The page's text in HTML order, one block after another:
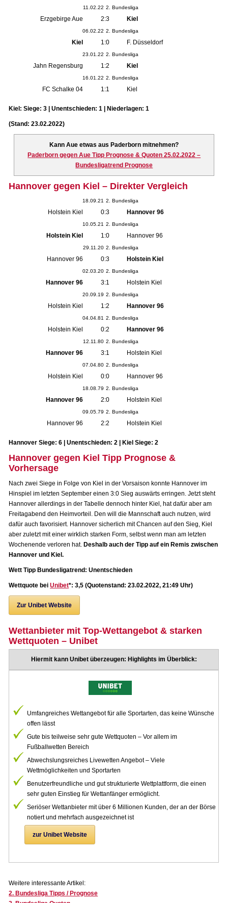
11.02.22 2. Bundesliga
Erzgebirge Aue 2:3 Kiel
06.02.22 2. Bundesliga
Kiel 1:0 F. Düsseldorf
23.01.22 2. Bundesliga
Jahn Regensburg 1:2 Kiel
16.01.22 2. Bundesliga
FC Schalke 04 1:1 Kiel
Kiel: Siege: 3 | Unentschieden: 1 | Niederlagen: 1
(Stand: 23.02.2022)
Kann Aue etwas aus Paderborn mitnehmen?
Paderborn gegen Aue Tipp Prognose & Quoten 25.02.2022 –
Bundesligatrend Prognose
Hannover gegen Kiel – Direkter Vergleich
18.09.21 2. Bundesliga
Holstein Kiel 0:3 Hannover 96
10.05.21 2. Bundesliga
Holstein Kiel 1:0 Hannover 96
29.11.20 2. Bundesliga
Hannover 96 0:3 Holstein Kiel
02.03.20 2. Bundesliga
Hannover 96 3:1 Holstein Kiel
20.09.19 2. Bundesliga
Holstein Kiel 1:2 Hannover 96
04.04.81 2. Bundesliga
Holstein Kiel 0:2 Hannover 96
12.11.80 2. Bundesliga
Hannover 96 3:1 Holstein Kiel
07.04.80 2. Bundesliga
Holstein Kiel 0:0 Hannover 96
18.08.79 2. Bundesliga
Hannover 96 2:0 Holstein Kiel
09.05.79 2. Bundesliga
Hannover 96 2:2 Holstein Kiel
Hannover Siege: 6 | Unentschieden: 2 | Kiel Siege: 2
Hannover gegen Kiel Tipp Prognose &
Vorhersage
Nach zwei Siege in Folge von Kiel in der Vorsaison konnte Hannover im
Hinspiel im letzten September einen 3:0 Sieg auswärts erringen. Jetzt steht
Hannover allerdings in der Tabelle dennoch hinter Kiel, hat dafür aber am
Freitagabend den Heimvorteil. Den will die Mannschaft auch nutzen, wird
dafür auch favorisiert. Hannover sicherlich mit Chancen auf den Sieg, Kiel
aber zuletzt mit einer wirklich starken Form, selbst wenn man am letzten
Wochenende verloren hat. Deshalb auch der Tipp auf ein Remis zwischen
Hannover und Kiel.
Wett Tipp Bundesligatrend: Unentschieden
Wettquote beiUnibet*: 3,5 (Quotenstand: 23.02.2022, 21:49 Uhr)
Zur Unibet Website
Wettanbieter mit Top-Wettangebot & starken
Wettquoten – Unibet
Hiermit kann Unibet überzeugen: Highlights im Überblick:
Umfangreiches Wettangebot für alle Sportarten, das keine Wünsche
offen lässt
Gute bis teilweise sehr gute Wettquoten – Vor allem im
Fußballwetten Bereich
Abwechslungsreiches Livewetten Angebot – Viele
Wettmöglichkeiten und Sportarten
Benutzerfreundliche und gut strukturierte Wettplattform, die einen
sehr guten Einstieg für Wettanfänger ermöglicht.
Seriöser Wettanbieter mit über 6 Millionen Kunden, der an der Börse
notiert und mehrfach ausgezeichnet ist
zur Unibet Website
Weitere interessante Artikel:
2. Bundesliga Tipps / Prognose